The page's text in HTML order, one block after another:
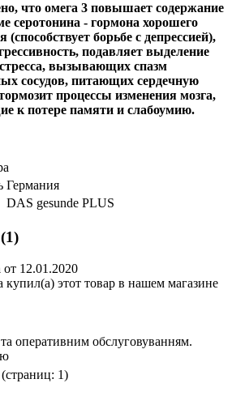
что омега 3 повышает содержание
серотонина - гормона хорошего
(способствует борьбе с депрессией),
подавляет выделение
вызывающих спазм
сосудов, питающих сердечную
процессы изменения мозга,
к потере памяти и слабоумию.
Германия
DAS gesunde PLUS
от 12.01.2020
оперативним обслуговуванням.
1)